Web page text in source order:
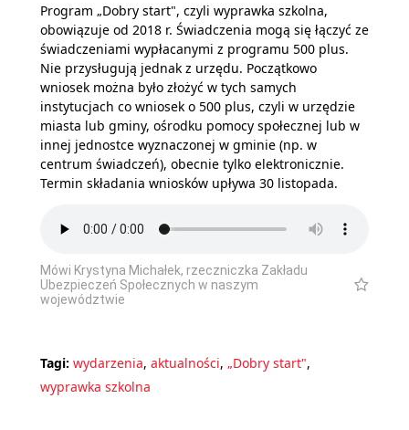
Program „Dobry start", czyli wyprawka szkolna,
obowiązuje od 2018 r. Świadczenia mogą się łączyć ze
świadczeniami wypłacanymi z programu 500 plus.
Nie przysługują jednak z urzędu. Początkowo
wniosek można było złożyć w tych samych
instytucjach co wniosek o 500 plus, czyli w urzędzie
miasta lub gminy, ośrodku pomocy społecznej lub w
innej jednostce wyznaczonej w gminie (np. w
centrum świadczeń), obecnie tylko elektronicznie.
Termin składania wniosków upływa 30 listopada.
Mówi Krystyna Michałek, rzeczniczka Zakładu
Ubezpieczeń Społecznych w naszym
województwie
Tagi: wydarzenia, aktualności, „Dobry start",
wyprawka szkolna